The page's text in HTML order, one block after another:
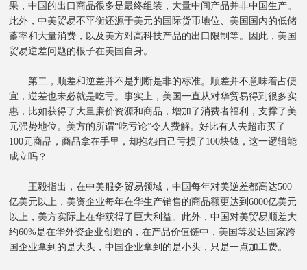
果，中国的出口商品很多是最终组装，大量中间产品并非中国生产。
此外，中美贸易不平衡还源于美元的国际货币地位、美国国内的低储
蓄率和大量消费，以及美方对高科技产品的出口限制等。因此，美国
贸易逆差问题的根子在美国自身。
第二，顺差和逆差并不是判断是非的标准。顺差并不意味着占便
宜，逆差也未必就是吃亏。事实上，美国一直从对华贸易得到很多实
惠，比如获得了大量廉价资源和商品，增加了消费者福利，支撑了美
元强势地位。美方的所谓“吃亏论”令人费解。好比有人去超市买了
100元商品，商品拿在手里，却抱怨自己亏损了100块钱，这一逻辑能
成立吗？
王毅指出，在中美服务贸易领域，中国每年对美逆差都高达500
亿美元以上，美资企业每年在华生产销售的商品额更达到6000亿美元
以上，美方实际上在华获得了巨大利益。此外，中国对美贸易顺差大
约60%是在华外资企业创造的，在产品价值链中，美国等发达国家跨
国企业拿到的是大头，中国企业拿到的是小头，只是一点加工费。